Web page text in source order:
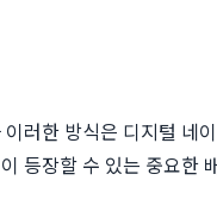
러한 방식은 디지털 네
등장할 수 있는 중요한